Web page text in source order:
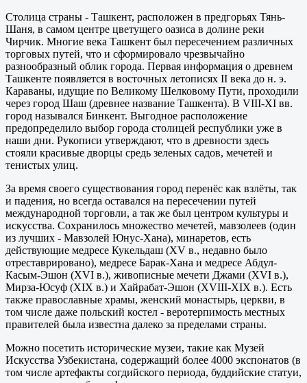
Столица страны - Ташкент, расположен в предгорьях Тянь-
Шаня, в самом центре цветущего оазиса в долине реки
Чирчик. Многие века Ташкент был пересечением различных
торговых путей, что и сформировало чрезвычайно
разнообразный облик города. Первая информация о древнем
Ташкенте появляется в восточных летописях II века до н. э.
Караваны, идущие по Великому Шелковому Пути, проходили
через город Шаш (древнее название Ташкента). В VIII-XI вв.
город назывался Бинкент. Выгодное расположение
предопределило выбор города столицей республики уже в
наши дни. Рукописи утверждают, что в древности здесь
стояли красивые дворцы средь зеленых садов, мечетей и
тенистых улиц.
За время своего существования город перенёс как взлёты, так
и падения, но всегда оставался на пересечении путей
международной торговли, а так же был центром культуры и
искусства. Сохранилось множество мечетей, мавзолеев (один
из лучших - Мавзолей Юнус-Хана), минаретов, есть
действующие медресе Кукельдаш (XV в., недавно было
отреставрировано), медресе Барак-Хана и медресе Абдул-
Касым-Эшон (XVI в.), живописные мечети Джами (XVI в.),
Мирза-Юсуф (XIX в.) и Хайрабат-Эшон (XVIII-XIX в.). Есть
также православные храмы, женский монастырь, церкви, в
том числе даже польский костел - веротерпимость местных
правителей была известна далеко за пределами страны.
Можно посетить исторические музеи, такие как Музей
Искусства Узбекистана, содержащий более 4000 экспонатов (в
том числе артефакты согдийского периода, буддийские статуи,